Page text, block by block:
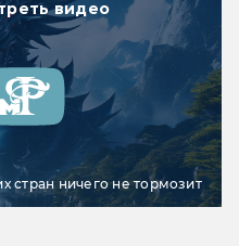
видео
стран ничего не тормозит